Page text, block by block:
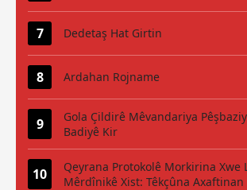
Dedetaş Hat Girtin
Ardahan Rojname
Gola Çildirê Mêvandariya
Badiyê Kir
Qeyrana Protokolê Morkirina Xwe
Mêrdînikê Xist: Têkçûna Axaftinan